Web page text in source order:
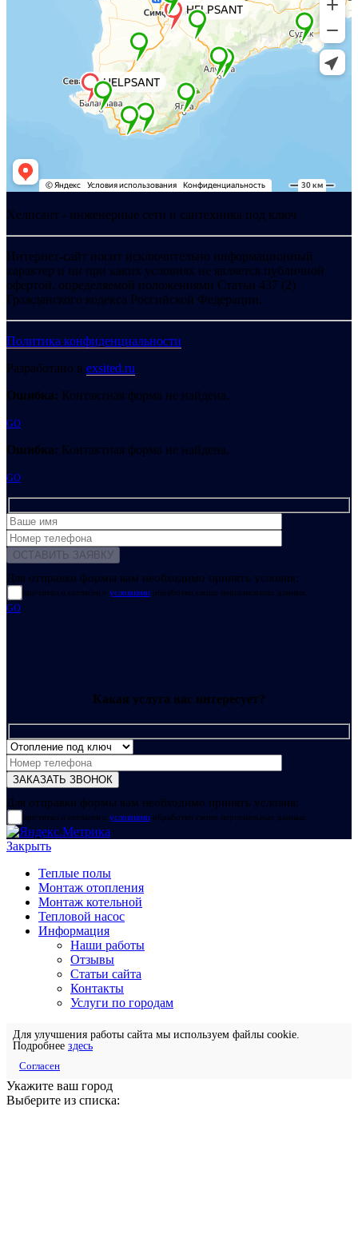
Хелпсант - инженерные сети и сантехника под ключ
Интернет-сайт носит исключительно информационный
характер и ни при каких условиях не является публичной
офертой, определяемой положениями Статьи 437 (2)
Гражданского кодекса Российской Федерации.
Политика конфиденциальности
Разработано в exsited.ru
Ошибка: Контактная форма не найдена.
GO
Ошибка: Контактная форма не найдена.
GO
Для отправки формы вам необходимо принять условия:
прочитал и согласен с условиями обработки своих персональных данных
GO
Какая услуга вас интересует?
Для отправки формы вам необходимо принять условия:
прочитал и согласен с условиями обработки своих персональных данных
Закрыть
Теплые полы
Монтаж отопления
Монтаж котельной
Тепловой насос
Информация
Наши работы
Отзывы
Статьи сайта
Контакты
Услуги по городам
Для улучшения работы сайта мы используем файлы cookie.
Подробнее здесь
Согласен
Укажите ваш город
Выберите из списка: